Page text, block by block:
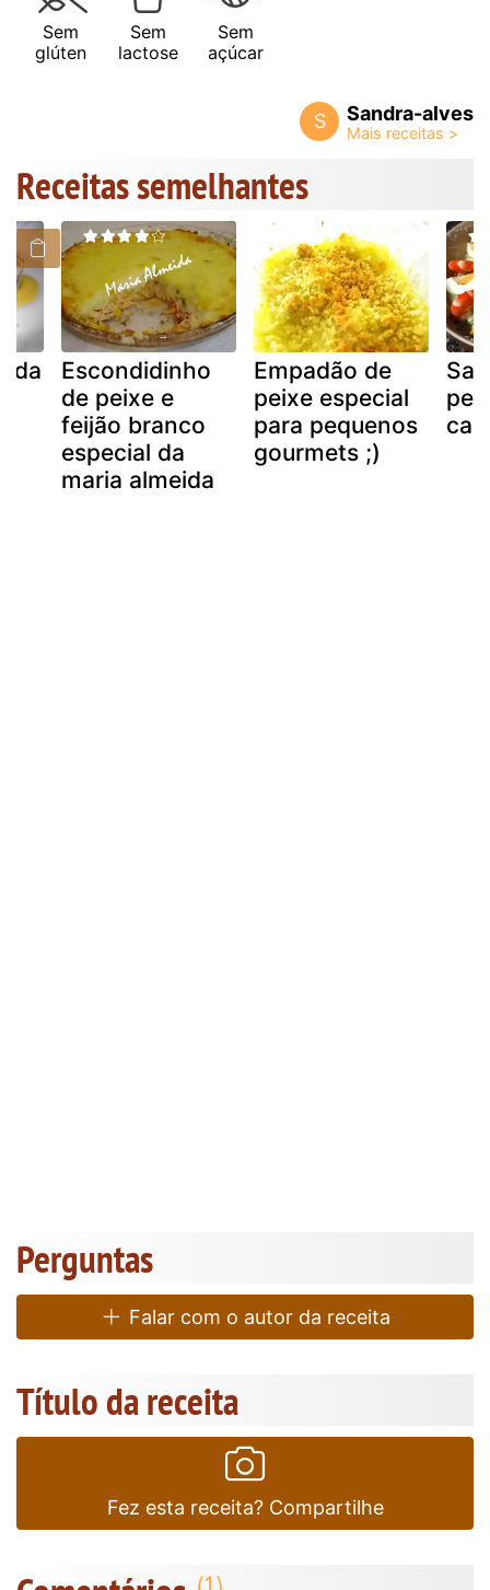
Sem
glúten
Sem
lactose
Sem
açúcar
S Sandra-alves
Receitas semelhantes
Escondidinho
de peixe e
feijão branco
especial da
maria almeida
Empadão de
peixe especial
para pequenos
gourmets ;)
Perguntas
Falar com o autor da receita
Título da receita
Fez esta receita? Compartilhe